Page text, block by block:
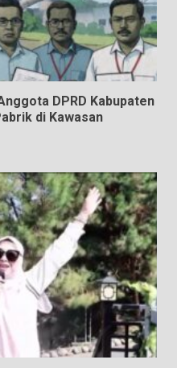
DPRD Kabupaten
di Kawasan